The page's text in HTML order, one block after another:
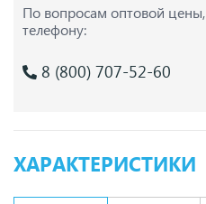
По вопросам оптовой цены,
телефону:
8 (800) 707-52-60
ХАРАКТЕРИСТИКИ